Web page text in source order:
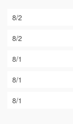
8/2
8/2
8/1
8/1
8/1